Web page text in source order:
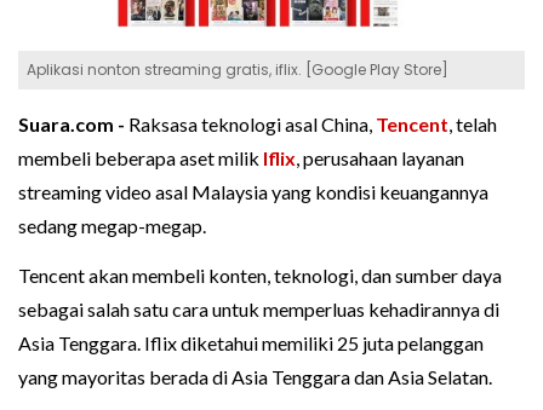
Aplikasi nonton streaming gratis, iflix. [Google Play Store]
Suara.com - Raksasa teknologi asal China, Tencent, telah
membeli beberapa aset milik Iflix, perusahaan layanan
streaming video asal Malaysia yang kondisi keuangannya
sedang megap-megap.
Tencent akan membeli konten, teknologi, dan sumber daya
sebagai salah satu cara untuk memperluas kehadirannya di
Asia Tenggara. Iflix diketahui memiliki 25 juta pelanggan
yang mayoritas berada di Asia Tenggara dan Asia Selatan.